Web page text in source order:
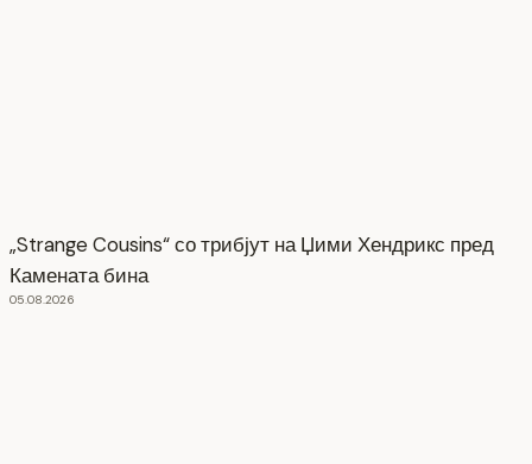
„Strange Cousins“ со трибјут на Џими Хендрикс пред
Камената бина
05.08.2026